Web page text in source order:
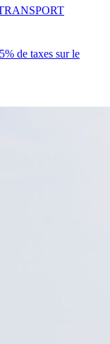
de taxes sur le